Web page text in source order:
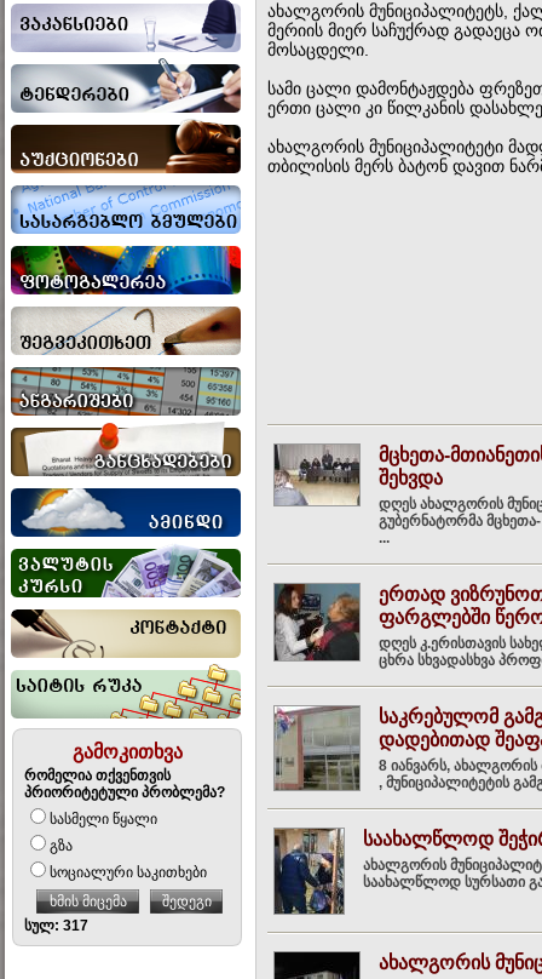
გამოკითხვა
რომელია თქვენთვის
პრიორიტეტული პრობლემა?
სასმელი წყალი
გზა
სოციალური საკითხები
ხმის მიცემა
შედეგი
სულ: 317
ახალგორის მუნიციპალიტეტს,
მერიის მიერ საჩუქრად გადაეცა
მოსაცდელი.
სამი ცალი დამონტაჟდება
ერთი ცალი კი წილკანის
ახალგორის მუნიციპალიტეტი
თბილისის მერს ბატონ დავით
მცხეთა-
შეხვდა
დღეს ახალგორის
გუბერნატორმა
...
ერთად ვიზრუნოთ
ფარგლებში
დღეს კ.ერისთავის
ცხრა სხვადასხვა
საკრებულომ
დადებითად
8 იანვარს, ახალგორის
, მუნიციპალიტეტის
საახალწლოდ
ახალგორის
საახალწლოდ სურსათი
ახალგორის